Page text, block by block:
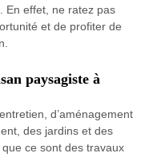
En effet, ne ratez pas
et de profiter de
paysagiste à
d’aménagement
des jardins et des
ce sont des travaux